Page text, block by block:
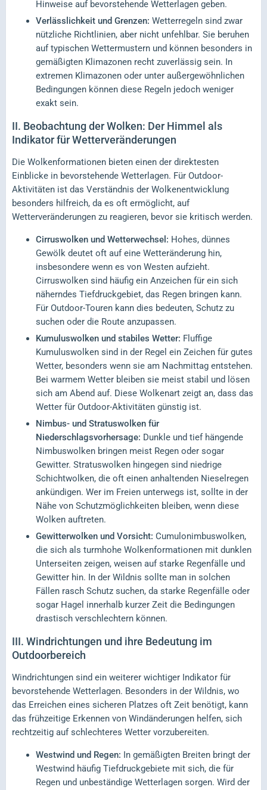
Hinweise auf bevorstehende Wetterlagen geben.
Verlässlichkeit und Grenzen: Wetterregeln sind zwar
nützliche Richtlinien, aber nicht unfehlbar. Sie beruhen
auf typischen Wettermustern und können besonders in
gemäßigten Klimazonen recht zuverlässig sein. In
extremen Klimazonen oder unter außergewöhnlichen
Bedingungen können diese Regeln jedoch weniger
exakt sein.
II. Beobachtung der Wolken: Der Himmel als
Indikator für Wetterveränderungen
Die Wolkenformationen bieten einen der direktesten
Einblicke in bevorstehende Wetterlagen. Für Outdoor-
Aktivitäten ist das Verständnis der Wolkenentwicklung
besonders hilfreich, da es oft ermöglicht, auf
Wetterveränderungen zu reagieren, bevor sie kritisch werden.
Cirruswolken und Wetterwechsel: Hohes, dünnes
Gewölk deutet oft auf eine Wetteränderung hin,
insbesondere wenn es von Westen aufzieht.
Cirruswolken sind häufig ein Anzeichen für ein sich
näherndes Tiefdruckgebiet, das Regen bringen kann.
Für Outdoor-Touren kann dies bedeuten, Schutz zu
suchen oder die Route anzupassen.
Kumuluswolken und stabiles Wetter: Fluffige
Kumuluswolken sind in der Regel ein Zeichen für gutes
Wetter, besonders wenn sie am Nachmittag entstehen.
Bei warmem Wetter bleiben sie meist stabil und lösen
sich am Abend auf. Diese Wolkenart zeigt an, dass das
Wetter für Outdoor-Aktivitäten günstig ist.
Nimbus- und Stratuswolken für
Niederschlagsvorhersage: Dunkle und tief hängende
Nimbuswolken bringen meist Regen oder sogar
Gewitter. Stratuswolken hingegen sind niedrige
Schichtwolken, die oft einen anhaltenden Nieselregen
ankündigen. Wer im Freien unterwegs ist, sollte in der
Nähe von Schutzmöglichkeiten bleiben, wenn diese
Wolken auftreten.
Gewitterwolken und Vorsicht: Cumulonimbuswolken,
die sich als turmhohe Wolkenformationen mit dunklen
Unterseiten zeigen, weisen auf starke Regenfälle und
Gewitter hin. In der Wildnis sollte man in solchen
Fällen rasch Schutz suchen, da starke Regenfälle oder
sogar Hagel innerhalb kurzer Zeit die Bedingungen
drastisch verschlechtern können.
III. Windrichtungen und ihre Bedeutung im
Outdoorbereich
Windrichtungen sind ein weiterer wichtiger Indikator für
bevorstehende Wetterlagen. Besonders in der Wildnis, wo
das Erreichen eines sicheren Platzes oft Zeit benötigt, kann
das frühzeitige Erkennen von Windänderungen helfen, sich
rechtzeitig auf schlechteres Wetter vorzubereiten.
Westwind und Regen: In gemäßigten Breiten bringt der
Westwind häufig Tiefdruckgebiete mit sich, die für
Regen und unbeständige Wetterlagen sorgen. Wird der